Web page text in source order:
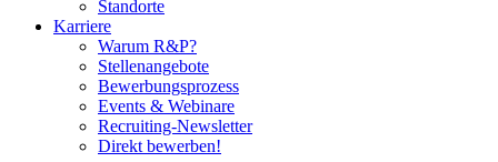
Standorte
Karriere
Warum R&P?
Stellenangebote
Bewerbungsprozess
Events & Webinare
Recruiting-Newsletter
Direkt bewerben!